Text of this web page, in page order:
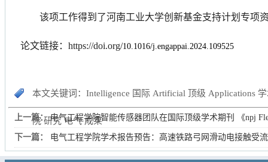
该项工作得到了河南工业大学创新基金支持计划专项
论文链接： https://doi.org/10.1016/j.engappai.2024.109525
本文关键词：Intelligence 国际 Artificial 顶级 Applications
院 研究 电气 成果
上一篇： 电气工程学院智能传感器团队在国际顶级学术期刊 《npj
下一篇： 电气工程学院学术报告预告：高速铁路弓网滑动电接触受